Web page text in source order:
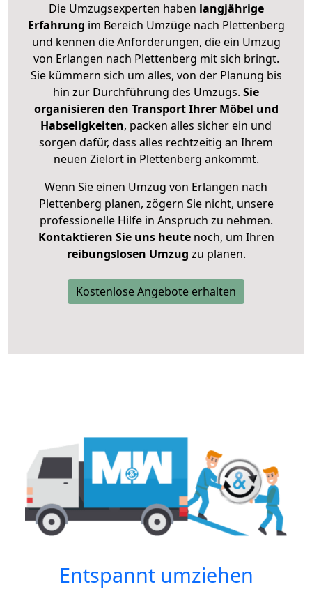
Die Umzugsexperten haben langjährige
Erfahrung im Bereich Umzüge nach Plettenberg
und kennen die Anforderungen, die ein Umzug
von Erlangen nach Plettenberg mit sich bringt.
Sie kümmern sich um alles, von der Planung bis
hin zur Durchführung des Umzugs. Sie
organisieren den Transport Ihrer Möbel und
Habseligkeiten, packen alles sicher ein und
sorgen dafür, dass alles rechtzeitig an Ihrem
neuen Zielort in Plettenberg ankommt.
Wenn Sie einen Umzug von Erlangen nach
Plettenberg planen, zögern Sie nicht, unsere
professionelle Hilfe in Anspruch zu nehmen.
Kontaktieren Sie uns heutenoch, um Ihren
reibungslosen Umzug zu planen.
Kostenlose Angebote erhalten
Entspannt umziehen